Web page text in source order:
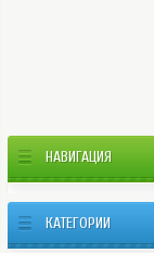
НАВИГАЦИЯ
КАТЕГОРИИ